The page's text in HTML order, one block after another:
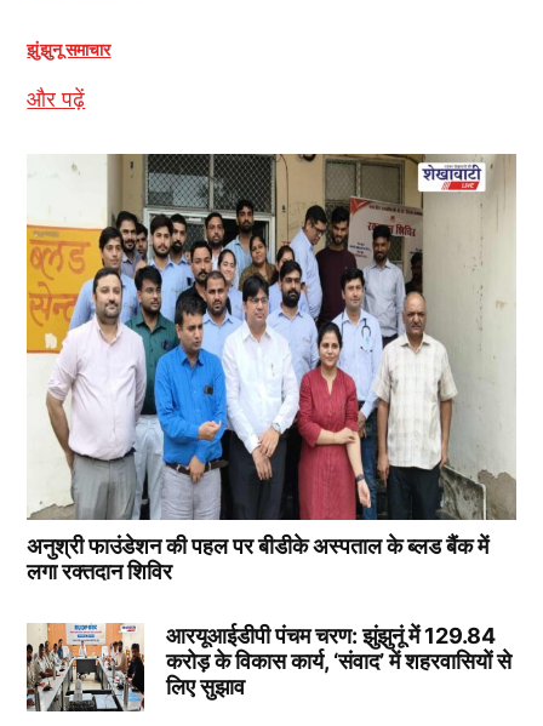
झुंझुनू समाचार
और पढ़ें
अनुश्री फाउंडेशन की पहल पर बीडीके अस्पताल के ब्लड बैंक में
लगा रक्तदान शिविर
आरयूआईडीपी पंचम चरण: झुंझुनूं में 129.84
करोड़ के विकास कार्य, ‘संवाद’ में शहरवासियों से
लिए सुझाव